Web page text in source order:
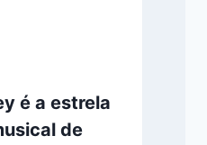
é a estrela
de